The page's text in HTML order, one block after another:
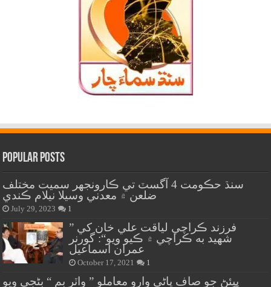
Popular Posts
سنڌ حڪومت 4 آگسٽ تي ڪارونجهر سميت مختلف
ضلعن ۾ معدني وسيلا نيلام ڪندي
July 29, 2023 1
” فرزند ڪراچي لياقت علي خان کي
شهيد به ڪراچي ۾ ڪيو ويو“: گورنر
عمران اسماعيل
October 17, 2021 1
پيئڻ جو صاف پاڻي وارو معاملو ” واٽر بم “ بڻجي ويو